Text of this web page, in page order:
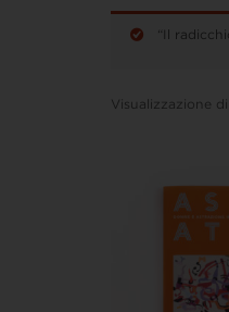
“Il
Visualizzazione